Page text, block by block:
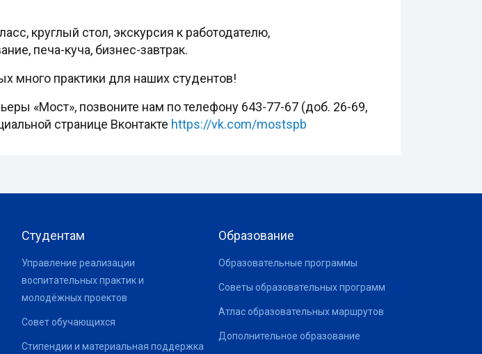
круглый стол, экскурсия к работодателю,
печа-куча, бизнес-завтрак.
много практики для наших студентов!
«Мост», позвоните нам по телефону 643-77-67 (доб. 26-69,
странице Вконтакте https://vk.com/mostspb
Студентам
Управление реализации
воспитательных практик и
молодёжных проектов
Совет обучающихся
Стипендии и материальная поддержка
Образование
Образовательные программы
Советы образовательных программ
Атлас образовательных маршрутов
Дополнительное образование